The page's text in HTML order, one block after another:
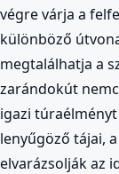
végre várja a
különböző
megtalálhatja a
zarándokút
igazi
lenyűgöző tájai,
elvarázsolják az